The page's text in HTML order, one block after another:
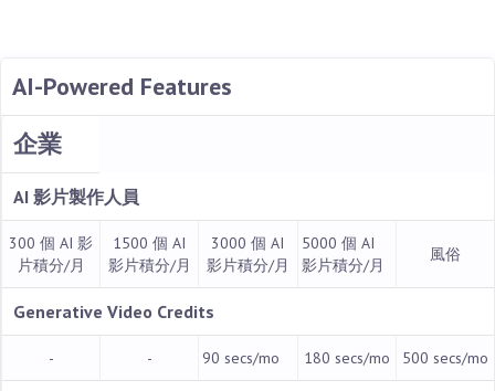
AI-Powered Features
企業
AI 影片製作人員
300 個 AI 影
片積分/月
1500 個 AI
影片積分/月
3000 個 AI
影片積分/月
5000 個 AI
影片積分/月
風俗
Generative Video Credits
- - 90 secs/mo 180 secs/mo 500 secs/mo